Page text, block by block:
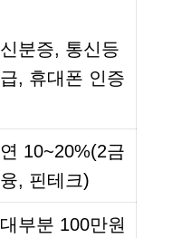
신분증, 통신등
급, 휴대폰 인증
연 10~20%(2금
융, 핀테크)
대부분 100만원